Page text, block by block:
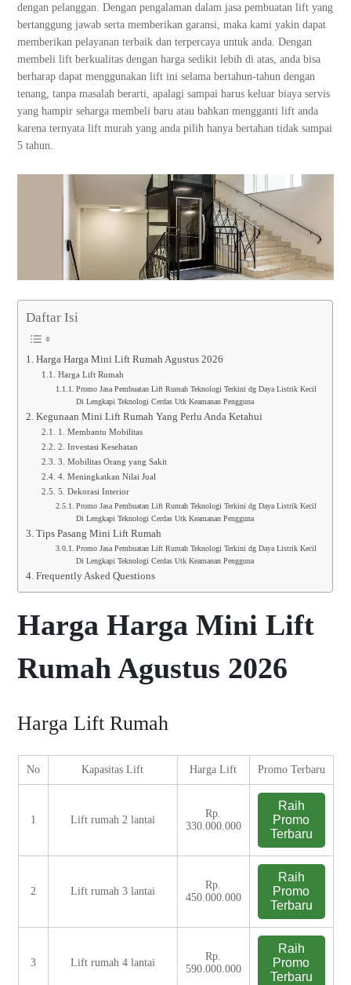
dengan pelanggan. Dengan pengalaman dalam jasa pembuatan lift yang
bertanggung jawab serta memberikan garansi, maka kami yakin dapat
memberikan pelayanan terbaik dan terpercaya untuk anda. Dengan
membeli lift berkualitas dengan harga sedikit lebih di atas, anda bisa
berharap dapat menggunakan lift ini selama bertahun-tahun dengan
tenang, tanpa masalah berarti, apalagi sampai harus keluar biaya servis
yang hampir seharga membeli baru atau bahkan mengganti lift anda
karena ternyata lift murah yang anda pilih hanya bertahan tidak sampai
5 tahun.
Daftar Isi
Harga Harga Mini Lift Rumah Agustus 2026
Harga Lift Rumah
Promo Jasa Pembuatan Lift Rumah Teknologi Terkini dg Daya Listrik Kecil
Di Lengkapi Teknologi Cerdas Utk Keamanan Pengguna
Kegunaan Mini Lift Rumah Yang Perlu Anda Ketahui
1. Membantu Mobilitas
2. Investasi Kesehatan
3. Mobilitas Orang yang Sakit
4. Meningkatkan Nilai Jual
5. Dekorasi Interior
Promo Jasa Pembuatan Lift Rumah Teknologi Terkini dg Daya Listrik Kecil
Di Lengkapi Teknologi Cerdas Utk Keamanan Pengguna
Tips Pasang Mini Lift Rumah
Promo Jasa Pembuatan Lift Rumah Teknologi Terkini dg Daya Listrik Kecil
Di Lengkapi Teknologi Cerdas Utk Keamanan Pengguna
Frequently Asked Questions
Harga Harga Mini Lift
Rumah Agustus 2026
Harga Lift Rumah
No Kapasitas Lift Harga Lift Promo Terbaru
1 Lift rumah 2 lantai
Rp.
330.000.000
Raih
Promo
Terbaru
2 Lift rumah 3 lantai
Rp.
450.000.000
Raih
Promo
Terbaru
3 Lift rumah 4 lantai
Rp.
590.000.000
Raih
Promo
Terbaru